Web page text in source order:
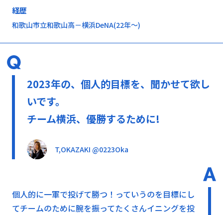
経歴
和歌山市立和歌山高－横浜DeNA(22年～)
2023年の、個人的目標を、聞かせて欲し
いです。
チーム横浜、優勝するために!
T,OKAZAKI @0223Oka
個人的に一軍で投げて勝つ！っていうのを目標にし
てチームのために腕を振ってたくさんイニングを投